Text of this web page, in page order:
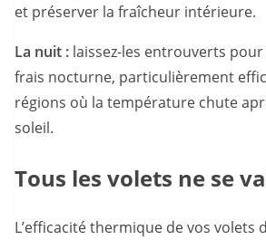
et préserver la fraîcheur intérieure.
La nuit : laissez-les entrouverts pour
frais nocturne, particulièrement
régions où la température chute
soleil.
Tous les volets ne se
L’efficacité thermique de vos